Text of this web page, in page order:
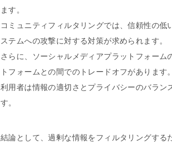
ます。
コミュニティフィルタリングでは、信頼性の
ステムへの攻撃に対する対策が求められます。
さらに、ソーシャルメディアプラットフォー
トフォームとの間でのトレードオフがあります。
利用者は情報の適切さとプライバシーのバラ
す。
結論として、過剰な情報をフィルタリングする